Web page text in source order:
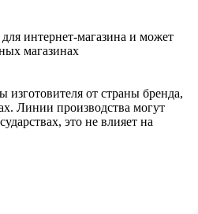
интернет-магазина и может
магазинах
изготовителя от страны бренда,
Линии производства могут
это не влияет на